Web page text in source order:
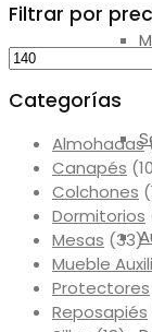
Filtrar por
Precio
Categorías
Almohadas
Canapés
Colchones
Dormitorios
Mesas (33)
Mueble
Protectores
Reposapiés